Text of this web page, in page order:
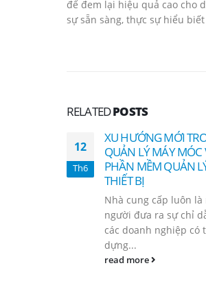
để đem lại hiệu quả cao cho
sự sẵn sàng, thực sự hiểu
RELATEDPOSTS
12
Th6
XU HƯỚNG MỚI
QUẢN LÝ MÁY MÓC
PHẦN MỀM QUẢN
THIẾT BỊ
Nhà cung cấp luôn
người đưa ra sự chỉ
các doanh nghiệp có
dựng...
read more